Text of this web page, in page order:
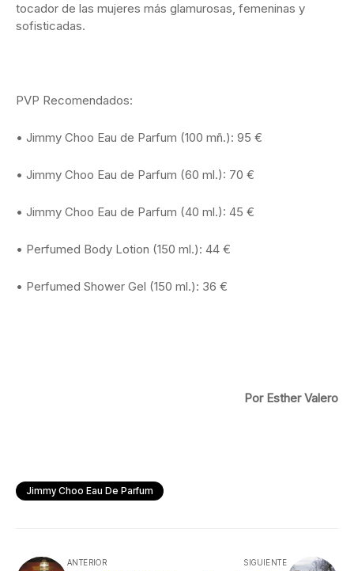
tocador de las mujeres más glamurosas, femeninas y
sofisticadas.
PVP Recomendados:
• Jimmy Choo Eau de Parfum (100 mñ.): 95 €
• Jimmy Choo Eau de Parfum (60 ml.): 70 €
• Jimmy Choo Eau de Parfum (40 ml.): 45 €
• Perfumed Body Lotion (150 ml.): 44 €
• Perfumed Shower Gel (150 ml.): 36 €
Por Esther Valero
Jimmy Choo Eau De Parfum
ANTERIOR SIGUIENTE